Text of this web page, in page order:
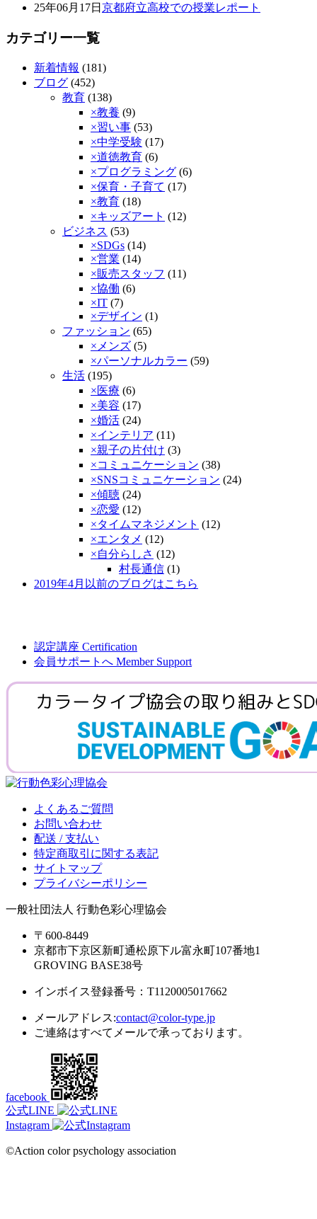
25年06月17日 京都府立高校での授業レポート
カテゴリー一覧
新着情報 (181)
ブログ (452)
教育 (138)
×教養 (9)
×習い事 (53)
×中学受験 (17)
×道徳教育 (6)
×プログラミング (6)
×保育・子育て (17)
×教育 (18)
×キッズアート (12)
ビジネス (53)
×SDGs (14)
×営業 (14)
×販売スタッフ (11)
×協働 (6)
×IT (7)
×デザイン (1)
ファッション (65)
×メンズ (5)
×パーソナルカラー (59)
生活 (195)
×医療 (6)
×美容 (17)
×婚活 (24)
×インテリア (11)
×親子の片付け (3)
×コミュニケーション (38)
×SNSコミュニケーション (24)
×傾聴­ (24)
×恋愛 (12)
×タイムマネジメント (12)
×エンタメ (12)
×自分らしさ (12)
村長通信 (1)
2019年4月以前のブログはこちら
認定講座 Certification
会員サポートへ Member Support
よくあるご質問
お問い合わせ
配送 / 支払い
特定商取引に関する表記
サイトマップ
プライバシーポリシー
一般社団法人 行動色彩心理協会
〒600-8449
京都市下京区新町通松原下ル富永町107番地1
GROVING BASE38号
インボイス登録番号：T1120005017662
メールアドレス:contact@color-type.jp
ご連絡はすべてメールで承っております。
facebook
公式LINE
Instagram
©Action color psychology association